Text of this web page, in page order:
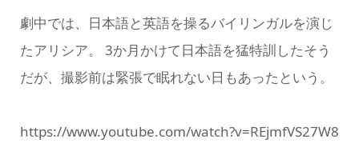
劇中では、日本語と英語を操るバイリンガルを演じ
たアリシア。 3か月かけて日本語を猛特訓したそう
だが、撮影前は緊張で眠れない日もあったという。
https://www.youtube.com/watch?v=REjmfVS27W8